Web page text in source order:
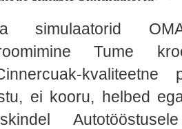
simulaatorid
Tume
kvaliteetne
ei kooru, helbed